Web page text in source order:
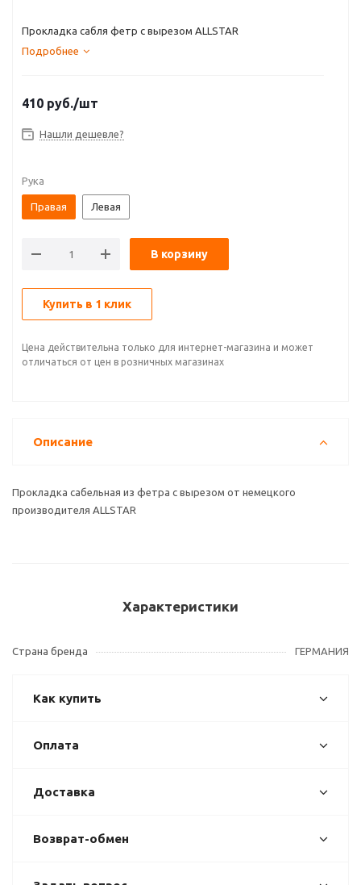
Прокладка сабля фетр с вырезом ALLSTAR
Подробнее
410 руб./шт
Нашли дешевле?
Рука
Правая Левая
В корзину
Купить в 1 клик
Цена действительна только для интернет-магазина и может
отличаться от цен в розничных магазинах
Описание
Прокладка сабельная из фетра с вырезом от немецкого
производителя ALLSTAR
Характеристики
Страна бренда ГЕРМАНИЯ
Как купить
Оплата
Доставка
Возврат-обмен